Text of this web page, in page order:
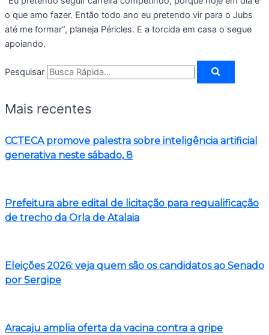
o que amo fazer. Então todo ano eu pretendo vir para o Jubs
até me formar”, planeja Péricles. E a torcida em casa o segue
apoiando.
Pesquisar
Mais recentes
CCTECA promove palestra sobre inteligência artificial
generativa neste sábado, 8
Prefeitura abre edital de licitação para requalificação
de trecho da Orla de Atalaia
Eleições 2026: veja quem são os candidatos ao Senado
por Sergipe
Aracaju amplia oferta da vacina contra a gripe